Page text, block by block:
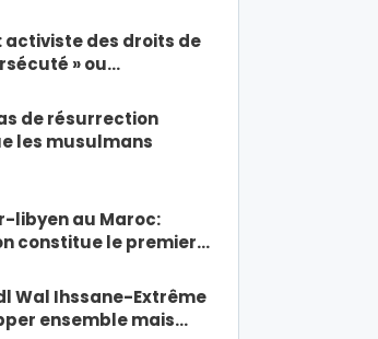
activiste des droits de
» ou…
de résurrection
les musulmans
libyen au Maroc:
constitue le premier…
Wal Ihssane-Extrême
ensemble mais…